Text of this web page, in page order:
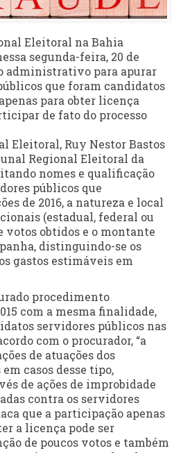
Eleitoral na Bahia
segunda-feira, 20 de
administrativo para apurar
que foram candidatos
para obter licença
de fato do processo
Eleitoral, Ruy Nestor Bastos
Regional Eleitoral da
nomes e qualificação
públicos que
de 2016, a natureza e local
(estadual, federal ou
votos obtidos e o montante
distinguindo-se os
gastos estimáveis em
procedimento
com a mesma finalidade,
servidores públicos nas
com o procurador, “a
de atuações dos
casos desse tipo,
de ações de improbidade
contra os servidores
que a participação apenas
a licença pode ser
de poucos votos e também